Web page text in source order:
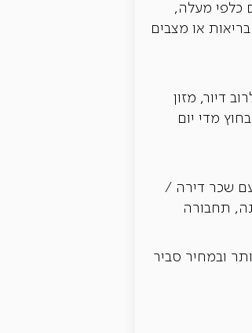
כלפי מעלה,
או מצבים
דיור, מזון
מדי יום
עם שכר דירה /
תחבורה
ובמחיר סביר